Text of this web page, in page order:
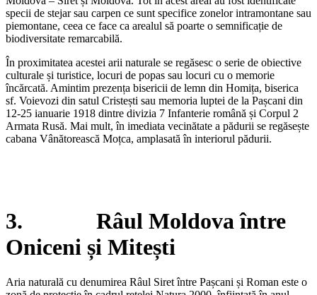
specii de stejar sau carpen ce sunt specifice zonelor intramontane sau
piemontane, ceea ce face ca arealul să poarte o semnificație de
biodiversitate remarcabilă.
În proximitatea acestei arii naturale se regăsesc o serie de obiective
culturale și turistice, locuri de popas sau locuri cu o memorie
încărcată. Amintim prezența bisericii de lemn din Homița, biserica
sf. Voievozi din satul Cristești sau memoria luptei de la Pașcani din
12-25 ianuarie 1918 dintre divizia 7 Infanterie română și Corpul 2
Armata Rusă. Mai mult, în imediata vecinătate a pădurii se regăsește
cabana Vânătorească Moțca, amplasată în interiorul pădurii.
3. Râul Moldova între
Oniceni și Mitești
Aria naturală cu denumirea Râul Siret între Pașcani și Roman este o